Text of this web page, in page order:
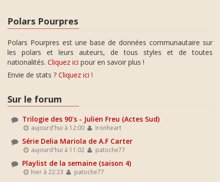
Polars Pourpres
Polars Pourpres est une base de données communautaire sur
les polars et leurs auteurs, de tous styles et de toutes
nationalités. Cliquez ici pour en savoir plus !
Envie de stats ? Cliquez ici !
Sur le forum
Trilogie des 90's - Julien Freu (Actes Sud)
aujourd'hui à 12:00 Ironheart
Série Delia Mariola de A.F Carter
aujourd'hui à 11:02 patoche77
Playlist de la semaine (saison 4)
hier à 22:23 patoche77